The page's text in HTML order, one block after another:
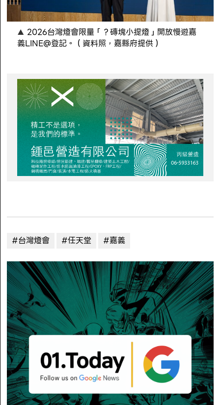
2026台灣燈會限量「？磚塊小提燈」開放慢遊嘉
義LINE@登記。（資料照，嘉縣府提供）
#台灣燈會 #任天堂 #嘉義